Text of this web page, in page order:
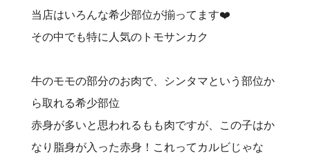
当店はいろんな希少部位が揃ってます❤️‍
その中でも特に人気のトモサンカク
牛のモモの部分のお肉で、シンタマという部位か
ら取れる希少部位
赤身が多いと思われるもも肉ですが、この子はか
なり脂身が入った赤身！これってカルビじゃな